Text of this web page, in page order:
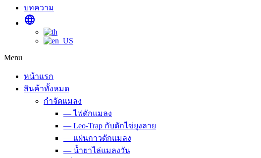
บทความ
language
Menu
หน้าแรก
สินค้าทั้งหมด
กำจัดแมลง
— ไฟดักแมลง
— Leo-Trap กับดักไข่ยุงลาย
— แผ่นกาวดักแมลง
— น้ำยาไล่แมลงวัน